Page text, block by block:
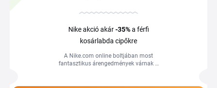
Nike akció akár-35%a férfi
kosárlabda cipőkre
A Nike.com online boltjában most
fantasztikus árengedmények várnak a